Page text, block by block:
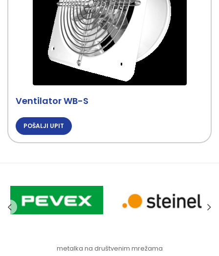
Ventilator WB-S
POŠALJI UPIT
metalka na društvenim mrežama